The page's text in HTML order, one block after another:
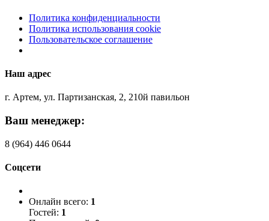
Политика конфиденциальности
Политика использования cookie
Пользовательское соглашение
Наш адрес
г. Артем, ул. Партизанская, 2, 210й павильон
Ваш менеджер:
8 (964) 446 0644
Соцсети
Онлайн всего: 1
Гостей: 1